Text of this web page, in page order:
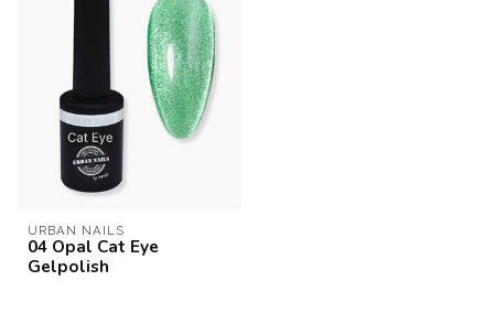
URBAN NAILS
04 Opal Cat Eye
Gelpolish